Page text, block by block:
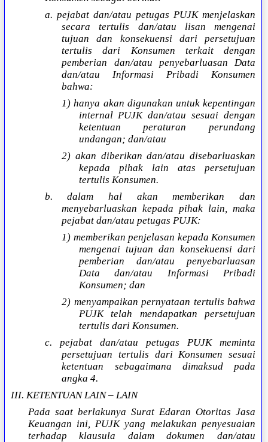
a. pejabat dan/atau petugas PUJK menjelaskan
secara tertulis dan/atau lisan mengenai
tujuan dan konsekuensi dari persetujuan
tertulis dari Konsumen terkait dengan
pemberian dan/atau penyebarluasan Data
dan/atau Informasi Pribadi Konsumen
bahwa:
1) hanya akan digunakan untuk kepentingan
internal PUJK dan/atau sesuai dengan
ketentuan peraturan perundang
undangan; dan/atau
2) akan diberikan dan/atau disebarluaskan
kepada pihak lain atas persetujuan
tertulis Konsumen.
b. dalam hal akan memberikan dan
menyebarluaskan kepada pihak lain, maka
pejabat dan/atau petugas PUJK:
1) memberikan penjelasan kepada Konsumen
mengenai tujuan dan konsekuensi dari
pemberian dan/atau penyebarluasan
Data dan/atau Informasi Pribadi
Konsumen; dan
2) menyampaikan pernyataan tertulis bahwa
PUJK telah mendapatkan persetujuan
tertulis dari Konsumen.
c. pejabat dan/atau petugas PUJK meminta
persetujuan tertulis dari Konsumen sesuai
ketentuan sebagaimana dimaksud pada
angka 4.
III. KETENTUAN LAIN – LAIN
Pada saat berlakunya Surat Edaran Otoritas Jasa
Keuangan ini, PUJK yang melakukan penyesuaian
terhadap klausula dalam dokumen dan/atau